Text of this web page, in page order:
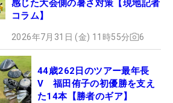
感じた大会側の暑さ対策【現地記者
コラム】
2026年7月31日 (金) 11時55分 6
44歳262日のツアー最年長
V 福田侑子の初優勝を支え
た14本【勝者のギア】